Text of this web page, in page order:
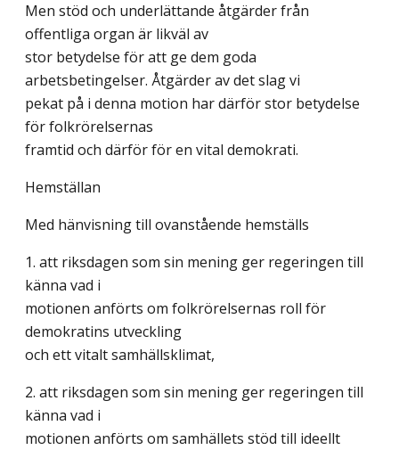
Men stöd och underlättande åtgärder från
offentliga organ är likväl av
stor betydelse för att ge dem goda
arbetsbetingelser. Åtgärder av det slag vi
pekat på i denna motion har därför stor betydelse
för folkrörelsernas
framtid och därför för en vital demokrati.
Hemställan
Med hänvisning till ovanstående hemställs
1. att riksdagen som sin mening ger regeringen till
känna vad i
motionen anförts om folkrörelsernas roll för
demokratins utveckling
och ett vitalt samhällsklimat,
2. att riksdagen som sin mening ger regeringen till
känna vad i
motionen anförts om samhällets stöd till ideellt